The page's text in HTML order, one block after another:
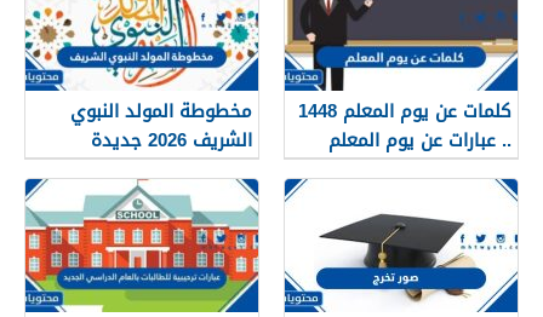
كلمات عن يوم المعلم 1448
.. عبارات عن يوم المعلم
مكتوبة 1448
مخطوطة المولد النبوي
الشريف 2026 جديدة